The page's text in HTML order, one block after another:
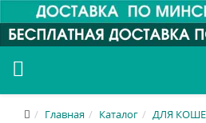
Главная Каталог
ДЛЯ